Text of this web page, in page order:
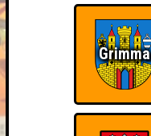
Grimma